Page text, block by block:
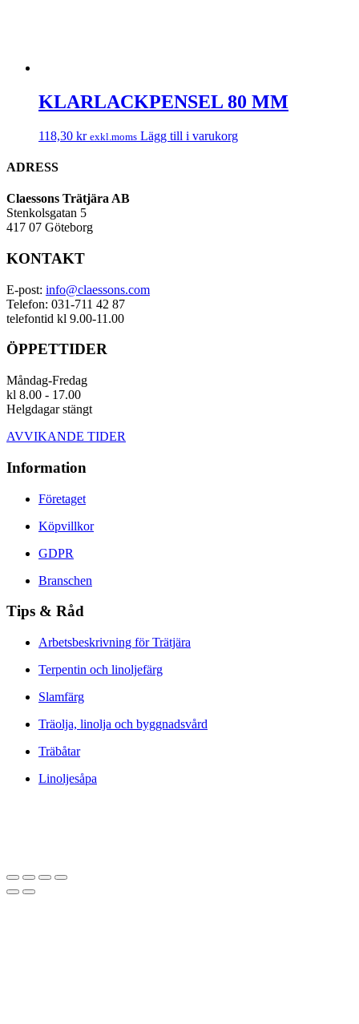
KLARLACKPENSEL 80 MM
118,30 kr exkl.moms Lägg till i varukorg
ADRESS
Claessons Trätjära AB
Stenkolsgatan 5
417 07 Göteborg
KONTAKT
E-post: info@claessons.com
Telefon: 031-711 42 87
telefontid kl 9.00-11.00
ÖPPETTIDER
Måndag-Fredag
kl 8.00 - 17.00
Helgdagar stängt
AVVIKANDE TIDER
Information
Företaget
Köpvillkor
GDPR
Branschen
Tips & Råd
Arbetsbeskrivning för Trätjära
Terpentin och linoljefärg
Slamfärg
Träolja, linolja och byggnadsvård
Träbåtar
Linoljesåpa